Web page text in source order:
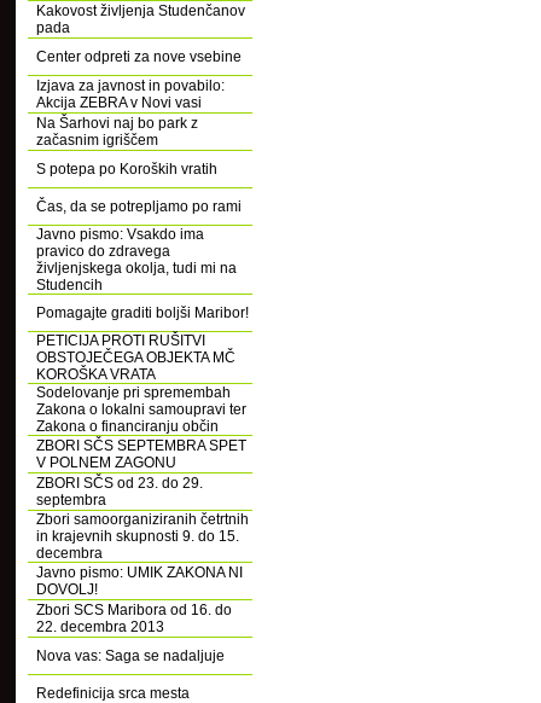
Kakovost življenja Studenčanov
pada
Center odpreti za nove vsebine
Izjava za javnost in povabilo:
Akcija ZEBRA v Novi vasi
Na Šarhovi naj bo park z
začasnim igriščem
S potepa po Koroških vratih
Čas, da se potrepljamo po rami
Javno pismo: Vsakdo ima
pravico do zdravega
življenjskega okolja, tudi mi na
Studencih
Pomagajte graditi boljši Maribor!
PETICIJA PROTI RUŠITVI
OBSTOJEČEGA OBJEKTA MČ
KOROŠKA VRATA
Sodelovanje pri spremembah
Zakona o lokalni samoupravi ter
Zakona o financiranju občin
ZBORI SČS SEPTEMBRA SPET
V POLNEM ZAGONU
ZBORI SČS od 23. do 29.
septembra
Zbori samoorganiziranih četrtnih
in krajevnih skupnosti 9. do 15.
decembra
Javno pismo: UMIK ZAKONA NI
DOVOLJ!
Zbori SCS Maribora od 16. do
22. decembra 2013
Nova vas: Saga se nadaljuje
Redefinicija srca mesta